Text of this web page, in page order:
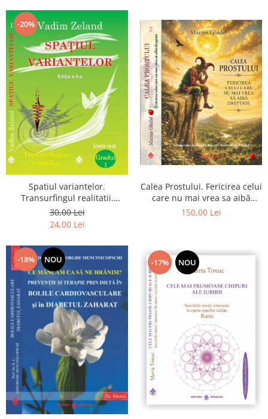
-20%
Spatiul variantelor.
Transurfingul realitatii.
Gradul 1. Cum sa ne
dezvoltam intuitia si sa ne
30,00 Lei
24,00 Lei
Calea Prostului. Fericirea celui
care nu mai vrea sa aibă
dreptate - Intoarcerea la
150,00 Lei
-18% NOU -17% NOU